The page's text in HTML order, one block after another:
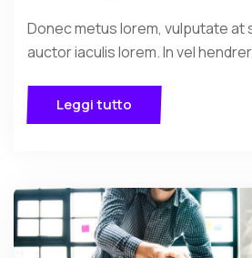
Donec metus lorem, vulputate at
auctor iaculis lorem. In vel
Leggi tutto